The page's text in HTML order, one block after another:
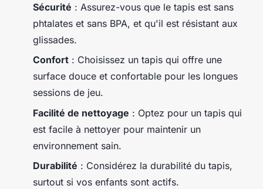
Sécurité : Assurez-vous que le tapis est sans
phtalates et sans BPA, et qu'il est résistant aux
glissades.
Confort : Choisissez un tapis qui offre une
surface douce et confortable pour les longues
sessions de jeu.
Facilité de nettoyage : Optez pour un tapis qui
est facile à nettoyer pour maintenir un
environnement sain.
Durabilité : Considérez la durabilité du tapis,
surtout si vos enfants sont actifs.